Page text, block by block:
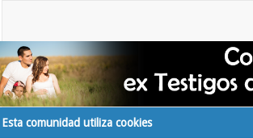
Esta comunidad utiliza cookies